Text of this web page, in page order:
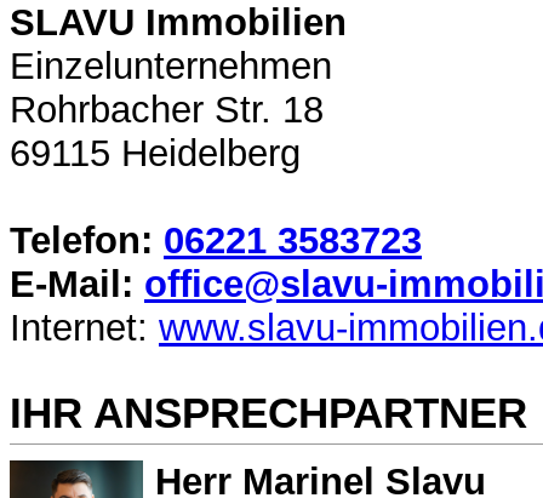
SLAVU Immobilien
Einzelunternehmen
Rohrbacher Str. 18
69115 Heidelberg
Telefon: 06221 3583723
E-Mail: office@slavu-
Internet: www.slavu-
IHR ANSPRECHPARTNER
Herr Marinel Slavu